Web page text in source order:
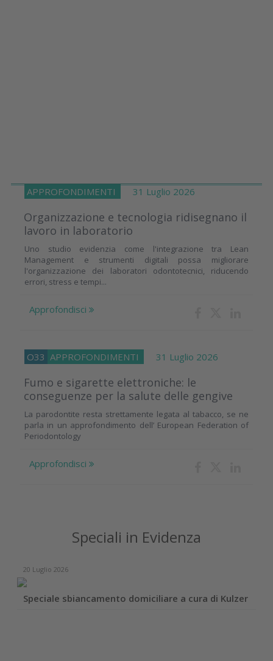
APPROFONDIMENTI 31 Luglio 2026
Organizzazione e tecnologia ridisegnano il
lavoro in laboratorio
Uno studio evidenzia come l'integrazione tra Lean
Management e strumenti digitali possa migliorare
l'organizzazione dei laboratori odontotecnici, riducendo
errori, stress e tempi...
Approfondisci
O33 APPROFONDIMENTI 31 Luglio 2026
Fumo e sigarette elettroniche: le
conseguenze per la salute delle gengive
La parodontite resta strettamente legata al tabacco, se ne
parla in un approfondimento dell’ European Federation of
Periodontology
Approfondisci
Speciali in Evidenza
20 Luglio 2026
Speciale sbiancamento domiciliare a cura di Kulzer